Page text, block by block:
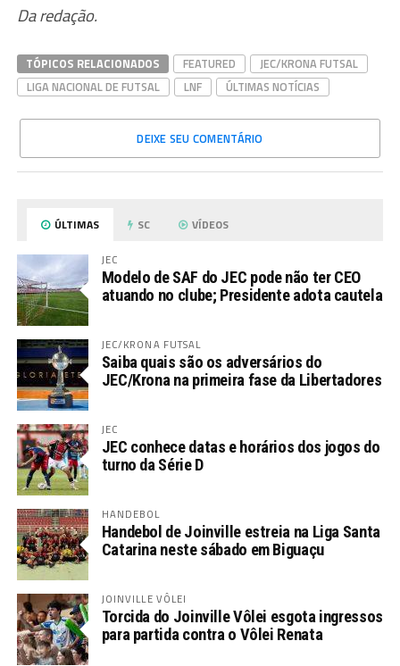
Da redação.
TÓPICOS RELACIONADOS FEATURED
JEC/KRONA FUTSAL
LIGA NACIONAL DE FUTSAL
LNF ÚLTIMAS NOTÍCIAS
DEIXE SEU COMENTÁRIO
ÚLTIMAS SC VÍDEOS
JEC
Modelo de SAF do JEC pode não ter CEO
atuando no clube; Presidente adota cautela
JEC/KRONA FUTSAL
Saiba quais são os adversários do
JEC/Krona na primeira fase da Libertadores
JEC
JEC conhece datas e horários dos jogos do
turno da Série D
HANDEBOL
Handebol de Joinville estreia na Liga Santa
Catarina neste sábado em Biguaçu
JOINVILLE VÔLEI
Torcida do Joinville Vôlei esgota ingressos
para partida contra o Vôlei Renata